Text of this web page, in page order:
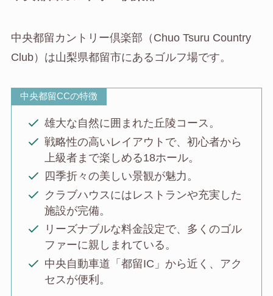
中央都留カントリー倶楽部（Chuo Tsuru Country
Club）は山梨県都留市にあるゴルフ場です。
中央都留CCの特徴
雄大な自然に囲まれた丘陵コース。
戦略性の高いレイアウトで、初心者から
上級者まで楽しめる18ホール。
四季折々の美しい景観が魅力。
クラブハウスにはレストランや充実した
施設が完備。
リーズナブルな料金設定で、多くのゴル
ファーに親しまれている。
中央自動車道「都留IC」から近く、アク
セスが便利。